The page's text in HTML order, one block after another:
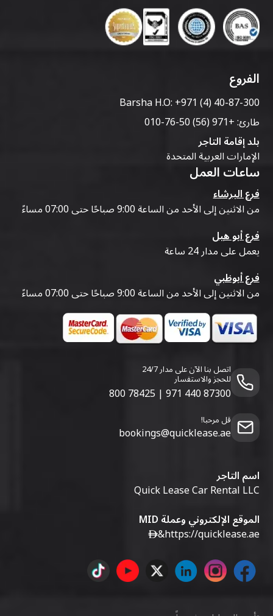
الفروع
Barsha H.O:+971 (4) 40-87-300
طارئ:+971 (56) 50-76-010
بلد إقامة التاجر
الإمارات العربية المتحدة
ساعات العمل
فرع البرشاء
من الاثنين إلى الأحد من الساعة 9:00 صباحًا حتى 07:00 مساءً
فرع أبو هيل
يعمل على مدار 24 ساعة
فرع أبوظبي
من الاثنين إلى الأحد من الساعة 9:00 صباحًا حتى 07:00 مساءً
اتصل بنا الآن على مدار 24/7
للحجز والاستفسار
800 78425 | 971 440 87300
قل مرحبا!
bookings@quicklease.ae
اسم التاجر
Quick Lease Car Rental LLC
الموقع الإلكتروني وعملة MID
https://quicklease.ae
&